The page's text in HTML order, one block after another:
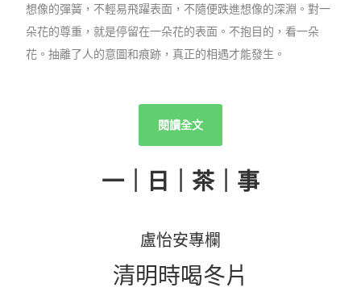
想像的彈簧，不輕易飛躍表面，不隨便跌進想像的深淵。對一
朵花的尊重，就是停留在一朵花的表面。不抱目的，看一朵
花。抽離了人的意圖和痕跡，真正的相遇才能發生。
閱讀全文
一｜日｜茶｜事
盧怡安專欄
清明時喝冬片